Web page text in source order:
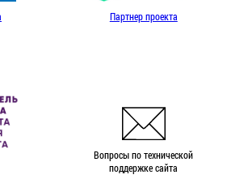
Партнер проекта
Вопросы по технической
поддержке сайта